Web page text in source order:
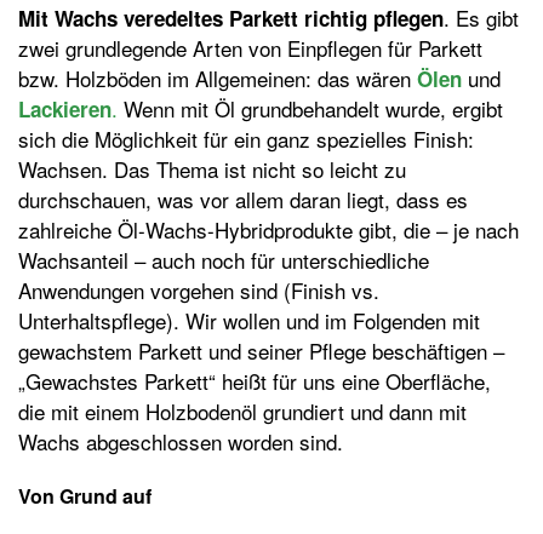
Mit Wachs veredeltes Parkett richtig pflegen. Es gibt
zwei grundlegende Arten von Einpflegen für Parkett
bzw. Holzböden im Allgemeinen: das wären Ölen und
Lackieren. Wenn mit Öl grundbehandelt wurde, ergibt
sich die Möglichkeit für ein ganz spezielles Finish:
Wachsen. Das Thema ist nicht so leicht zu
durchschauen, was vor allem daran liegt, dass es
zahlreiche Öl-Wachs-Hybridprodukte gibt, die – je nach
Wachsanteil – auch noch für unterschiedliche
Anwendungen vorgehen sind (Finish vs.
Unterhaltspflege). Wir wollen und im Folgenden mit
gewachstem Parkett und seiner Pflege beschäftigen –
„Gewachstes Parkett“ heißt für uns eine Oberfläche,
die mit einem Holzbodenöl grundiert und dann mit
Wachs abgeschlossen worden sind.
Von Grund auf